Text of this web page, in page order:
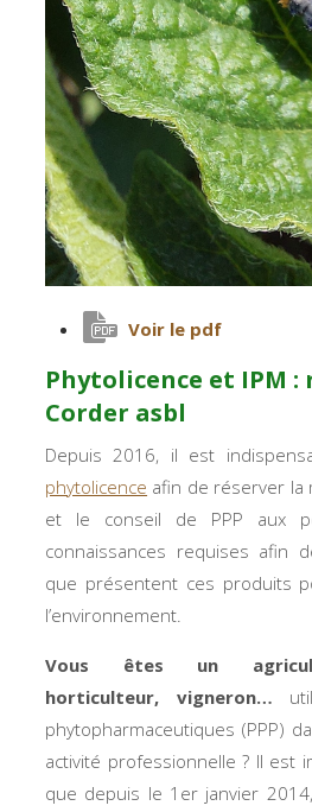
Voir le pdf
Phytolicence et IPM :
Corder asbl
Depuis 2016, il est
phytolicence afin de réserver la
et le conseil de PPP aux
connaissances requises afin
que présentent ces produits
l’environnement.
Vous êtes un
horticulteur, vigneron…
phytopharmaceutiques (PPP)
activité professionnelle ? Il est
que depuis le 1 er janvier